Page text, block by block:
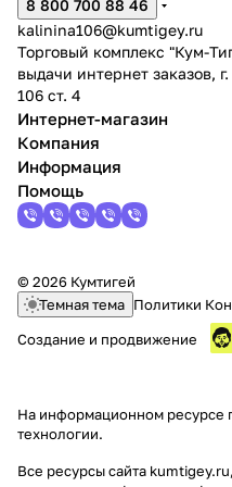
8 800 700 88 46
kalinina106@kumtigey.ru
Торговый комплекс "Кум-
выдачи интернет заказов,
106 ст. 4
Интернет-магазин
Компания
Информация
Помощь
© 2026 Кумтигей
Темная тема Политики
Создание и продвижение
На информационном ресурсе
технологии.
Все ресурсы сайта